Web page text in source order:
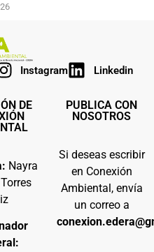
Instagram Linkedin
DE
Nayra
PUBLICA CON
NOSOTROS
Si deseas escribir
en Conexión
Ambiental, envía
un correo a